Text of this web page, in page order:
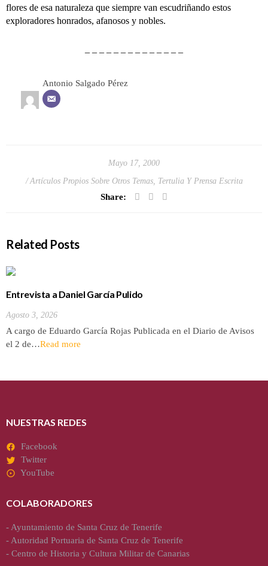
flores de esa naturaleza que siempre van escudriñando estos
exploradores honrados, afanosos y nobles.
– – – – – – – – – – – – – –
Antonio Salgado Pérez
Mayo 17, 2000
Artículos Propios Sobre Otros Temas, Tertulia Y Prensa Escrita
Share:
Related Posts
Entrevista a Daniel García Pulido
Agosto 3, 2026
A cargo de Eduardo García Rojas Publicada en el Diario de Avisos
el 2 de…Read more
NUESTRAS REDES
Facebook
Twitter
YouTube
COLABORADORES
- Ayuntamiento de Santa Cruz de Tenerife
- Autoridad Portuaria de Santa Cruz de Tenerife
- Centro de Historia y Cultura Militar de Canarias